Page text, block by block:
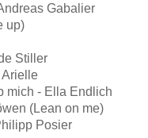
Gabalier
up)
Stiller
mich - Ella Endlich
(Lean on me)
Posier